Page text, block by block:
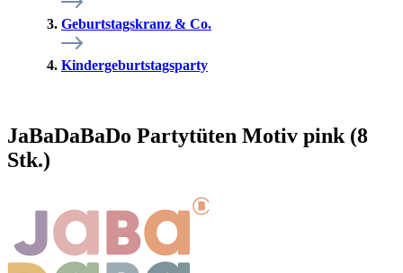
Geburtstagskranz & Co.
Kindergeburtstagsparty
JaBaDaBaDo Partytüten Motiv pink (8
Stk.)